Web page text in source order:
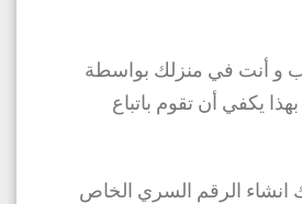
و أنت في منزلك بواسطة
يكفي أن تقوم باتباع
الرقم السري الخاص